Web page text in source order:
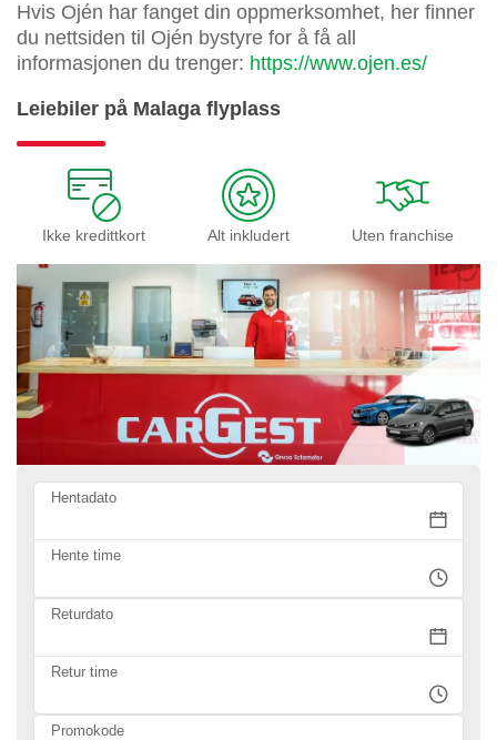
Hvis Ojén har fanget din oppmerksomhet, her finner
du nettsiden til Ojén bystyre for å få all
informasjonen du trenger: https://www.ojen.es/
Leiebiler på Malaga flyplass
Ikke kredittkort Alt inkludert Uten franchise
Hentadato
Hente time
Returdato
Retur time
Promokode